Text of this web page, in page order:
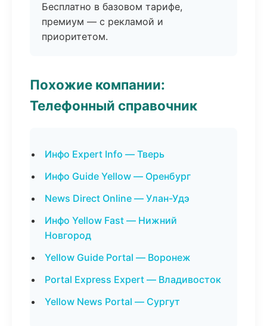
Бесплатно в базовом тарифе,
премиум — с рекламой и
приоритетом.
Похожие компании:
Телефонный справочник
Инфо Expert Info — Тверь
Инфо Guide Yellow — Оренбург
News Direct Online — Улан-Удэ
Инфо Yellow Fast — Нижний
Новгород
Yellow Guide Portal — Воронеж
Portal Express Expert — Владивосток
Yellow News Portal — Сургут